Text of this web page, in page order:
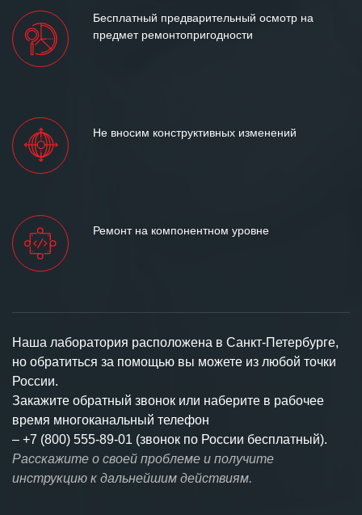
Бесплатный предварительный осмотр на
предмет ремонтопригодности
Не вносим конструктивных изменений
Ремонт на компонентном уровне
Наша лаборатория расположена в Санкт-Петербурге,
но обратиться за помощью вы можете из любой точки
России.
Закажите обратный звонок или наберите в рабочее
время многоканальный телефон
– +7 (800) 555-89-01 (звонок по России бесплатный).
Расскажите о своей проблеме и получите
инструкцию к дальнейшим действиям.